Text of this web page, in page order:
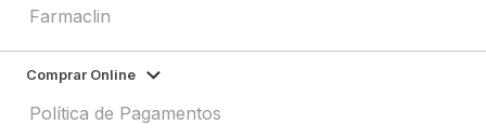
Farmaclin
Comprar Online
Política de Pagamentos